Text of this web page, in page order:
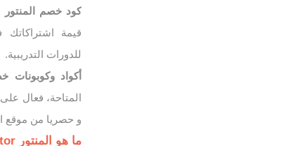
كود خصم المنتور
للدورات التدريبية.
أكواد وكوبونات
المتاحة، فعال
و حصريا من موقع
ما هو المنتور Almentor